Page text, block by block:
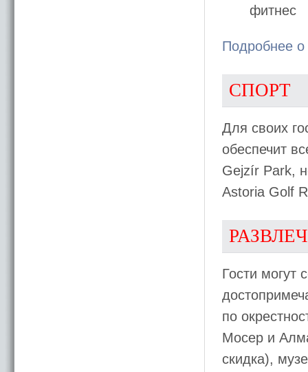
фитнес
Подробнее о
СПОРТ
Для своих
обеспечит
Gejzír Park,
Astoria Golf
Гости могут
по
Мосер и
скидка),